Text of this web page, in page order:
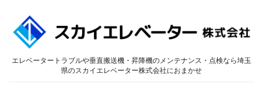
エレベータートラブルや垂直搬送機・昇降機のメンテナンス・点検なら埼玉
県のスカイエレベーター株式会社におまかせ